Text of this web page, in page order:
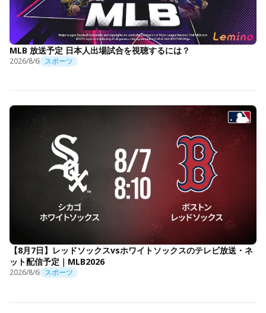
MLB 放送予定 日本人出場試合を視聴するには？
2026/8/6 スポーツ
【8月7日】レッドソックスvsホワイトソックスのテレビ放送・ネ
ット配信予定｜MLB2026
2026/8/6 スポーツ